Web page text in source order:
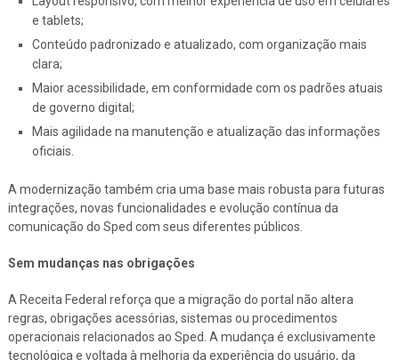
e tablets;
Conteúdo padronizado e atualizado, com organização mais
clara;
Maior acessibilidade, em conformidade com os padrões atuais
de governo digital;
Mais agilidade na manutenção e atualização das informações
oficiais.
A modernização também cria uma base mais robusta para futuras
integrações, novas funcionalidades e evolução contínua da
comunicação do Sped com seus diferentes públicos.
Sem mudanças nas obrigações
A Receita Federal reforça que a migração do portal não altera
regras, obrigações acessórias, sistemas ou procedimentos
operacionais relacionados ao Sped. A mudança é exclusivamente
tecnológica e voltada à melhoria da experiência do usuário, da